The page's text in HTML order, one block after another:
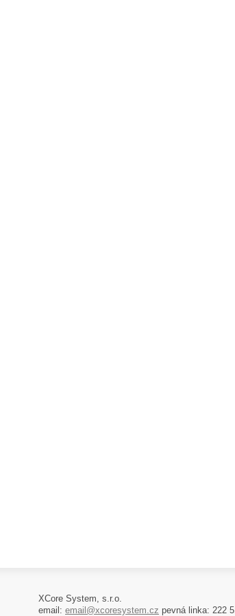
XCore System, s.r.o.
email: email@xcoresystem.cz pevná linka: 222